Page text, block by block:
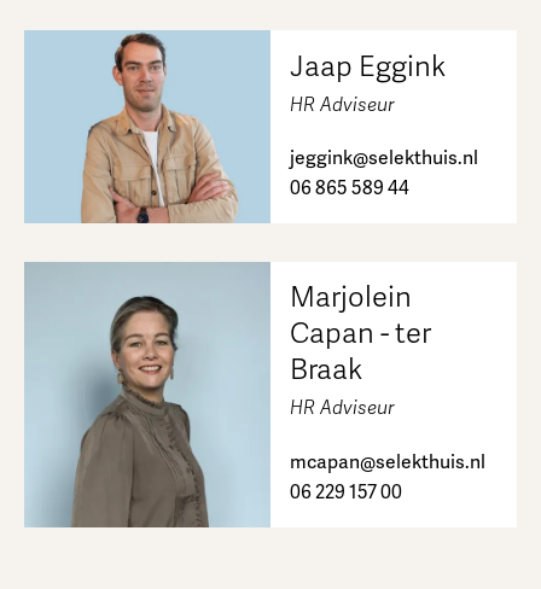
Jaap Eggink
HR Adviseur
jeggink@selekthuis.nl
06 865 589 44
Marjolein
Capan - ter
Braak
HR Adviseur
mcapan@selekthuis.nl
06 229 157 00